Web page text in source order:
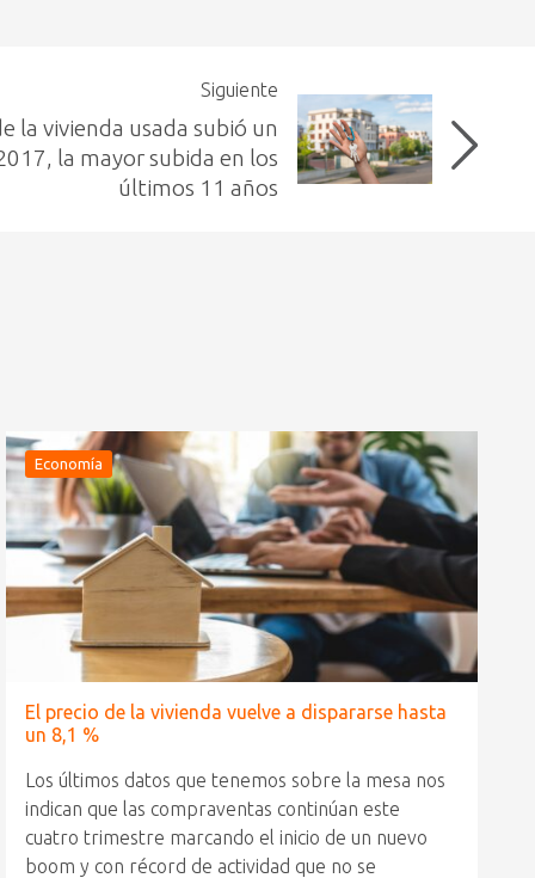
Siguiente
la vivienda usada subió un
la mayor subida en los
últimos 11 años
Economía
El precio de la vivienda vuelve a dispararse hasta
un 8,1 %
Los últimos datos que tenemos sobre la mesa nos
indican que las compraventas continúan este
cuatro trimestre marcando el inicio de un nuevo
boom y con récord de actividad que no se